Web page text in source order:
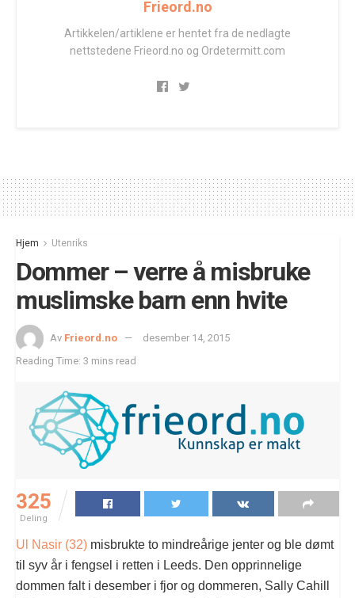
Frieord.no
Artikkelen/artiklene er hentet fra de nedlagte
nettstedene Frieord.no og Ordetermitt.com
Hjem Utenriks
Dommer – verre å misbruke
muslimske barn enn hvite
Av Frieord.no
desember 14, 2015
Reading Time: 3 mins read
325
Deling
Ul Nasir (32) misbrukte to mindreårige jenter og ble dømt
til syv år i fengsel i retten i Leeds. Den opprinnelige
dommen falt i desember i fjor og dommeren, Sally Cahill